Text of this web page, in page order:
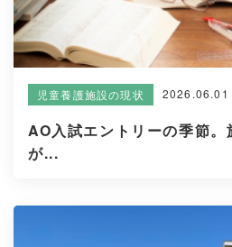
児童養護施設の現状 2026.06.01
AO入試エントリーの季節。
が...